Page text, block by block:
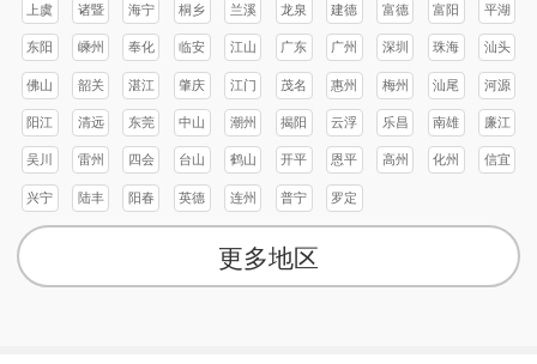
上虞 诸暨 海宁 桐乡 兰溪 龙泉 建德 富德 富阳 平湖
东阳 嵊州 奉化 临安 江山 广东 广州 深圳 珠海 汕头
佛山 韶关 湛江 肇庆 江门 茂名 惠州 梅州 汕尾 河源
阳江 清远 东莞 中山 潮州 揭阳 云浮 乐昌 南雄 廉江
吴川 雷州 四会 台山 鹤山 开平 恩平 高州 化州 信宜
兴宁 陆丰 阳春 英德 连州 普宁 罗定
更多地区